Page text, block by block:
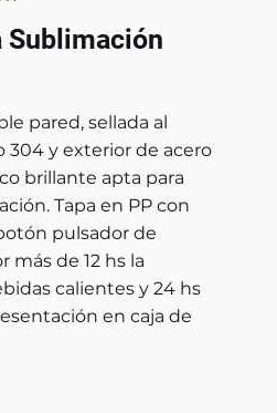
Sublimación
pared, sellada al
304 y exterior de acero
brillante apta para
Tapa en PP con
pulsador de
más de 12 hs la
calientes y 24 hs
en caja de